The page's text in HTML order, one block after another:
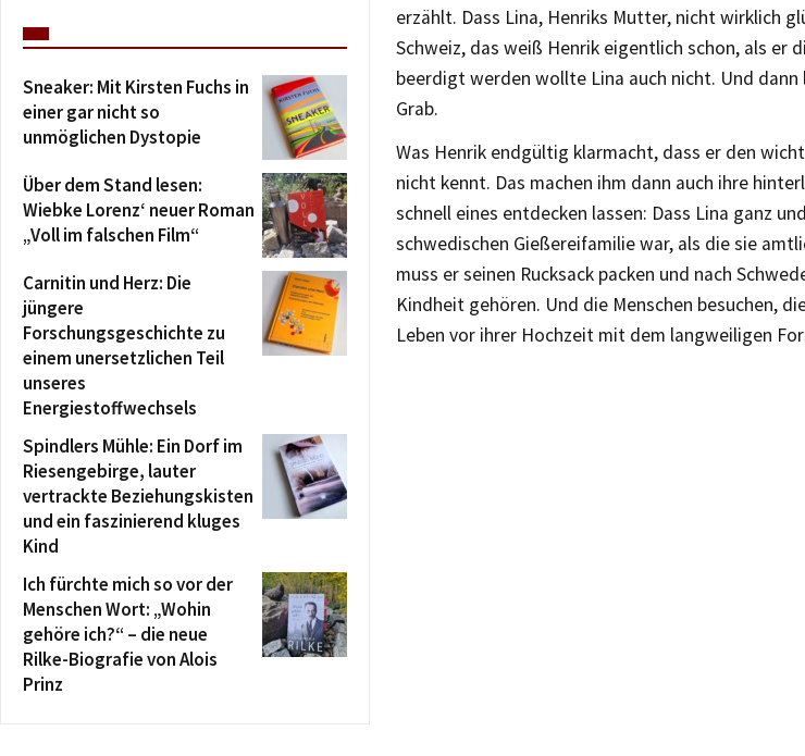
erzählt. Dass Lina, Henriks Mutter, nicht wirklich
Schweiz, das weiß Henrik eigentlich schon, als er
beerdigt werden wollte Lina auch nicht. Und dann
Grab.
Was Henrik endgültig klarmacht, dass er den
nicht kennt. Das machen ihm dann auch ihre
schnell eines entdecken lassen: Dass Lina ganz
schwedischen Gießereifamilie war, als die sie
muss er seinen Rucksack packen und nach
Kindheit gehören. Und die Menschen besuchen,
Leben vor ihrer Hochzeit mit dem langweiligen
Sneaker: Mit Kirsten Fuchs in
einer gar nicht so
unmöglichen Dystopie
Über dem Stand lesen:
Wiebke Lorenz‘ neuer Roman
„Voll im falschen Film“
Carnitin und Herz: Die
jüngere
Forschungsgeschichte zu
einem unersetzlichen Teil
unseres
Energiestoffwechsels
Spindlers Mühle: Ein Dorf im
Riesengebirge, lauter
vertrackte Beziehungskisten
und ein faszinierend kluges
Kind
Ich fürchte mich so vor der
Menschen Wort: „Wohin
gehöre ich?“ – die neue
Rilke-Biografie von Alois
Prinz